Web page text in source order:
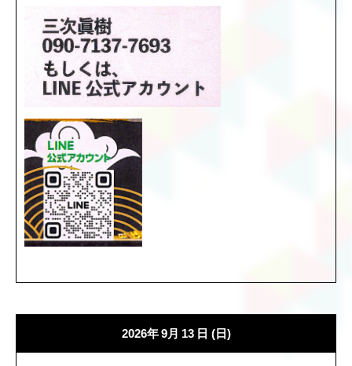
2026年 9月 13 日 (日)